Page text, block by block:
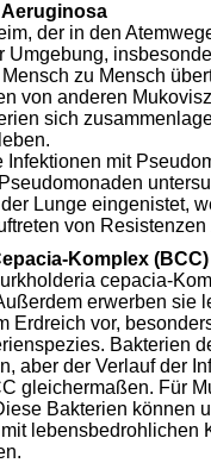
der in den
Umgebung,
zu Mensch
von anderen
sich
Infektionen mit
Lunge eingenistet,
von
Komplex (BCC)
cepacia-
erwerben sie
Erdreich vor,
Bakterien
aber der Verlauf der
gleichermaßen. Für
Bakterien können